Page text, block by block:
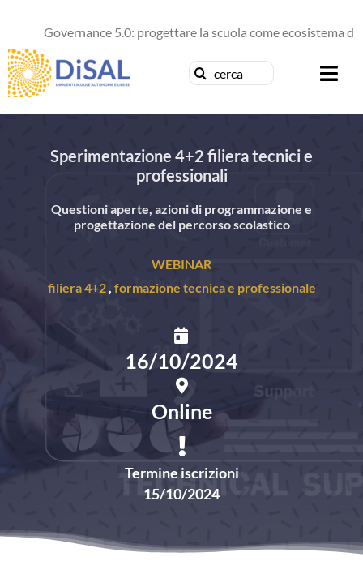
contenuto
Governance 5.0: progettare la scuola come ecosistema di
Cerca
Formazione
Sperimentazione 4+2 filiera tecnici e
professionali
Questioni aperte, azioni di programmazione e
progettazione del percorso scolastico
WEBINAR
filiera 4+2, formazione tecnica e professionale
16/10/2024
Online
Termine iscrizioni
15/10/2024